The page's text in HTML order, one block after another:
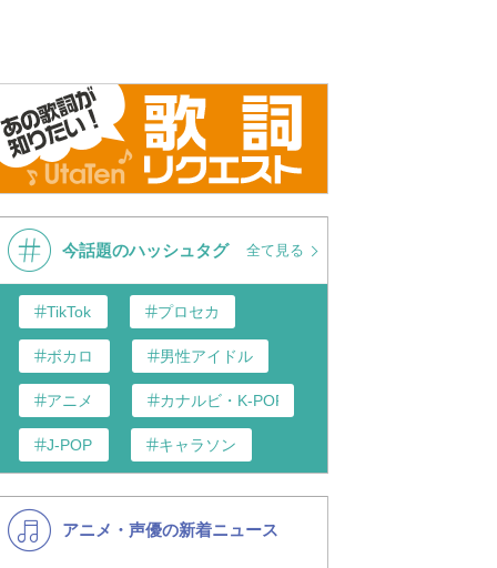
ド -「忘れてやらない」
TVアニメ「ぼっち・ざ・ろっ
く！」劇中曲「忘れてやらな
今話題のハッシュタグ 全て見る
TikTok プロセカ
ボカロ 男性アイドル
アニメ カナルビ・K-POP和訳
J-POP キャラソン
K-POP 演歌・歌謡
アニメ・声優の新着ニュース